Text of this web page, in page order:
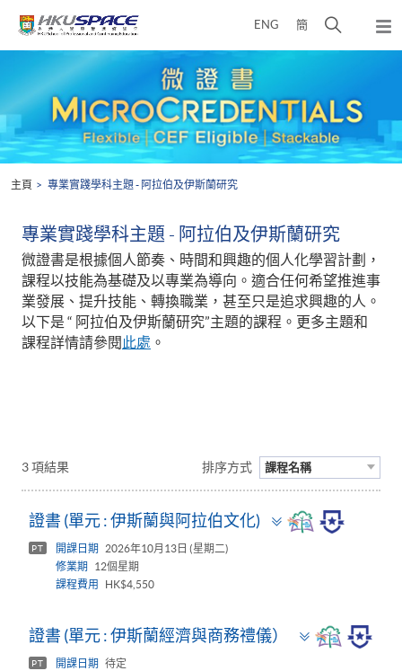
ENG 簡
開
介
面
彈
出
主頁 專業實踐學科主題 - 阿拉伯及伊斯蘭研究
專業實踐學科主題 - 阿拉伯及伊斯蘭研究
微證書是根據個人節奏、時間和興趣的個人化學習計劃，
課程以技能為基礎及以專業為導向。適合任何希望推進事
業發展、提升技能、轉換職業，甚至只是追求興趣的人。
以下是 “ 阿拉伯及伊斯蘭研究”主題的課程。更多主題和
課程詳情請參閱 此處 。
3 項結果 排序方式 課程名稱
證書 (單元 : 伊斯蘭與阿拉伯文化)
Toggle
panel
PT 開課日期
2026年10月13日 (星期二)
修業期
12個星期
課程費用
HK$4,550
證書 (單元 : 伊斯蘭經濟與商務禮儀）
Toggle
panel
PT 開課日期
待定